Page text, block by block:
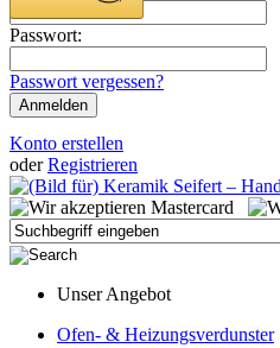
Passwort:
Passwort vergessen?
Konto erstellen
oder Registrieren
Unser Angebot
Ofen- & Heizungsverdunster